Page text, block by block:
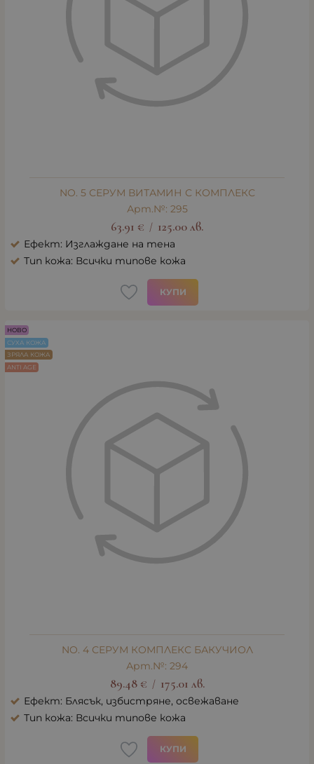
NO. 5 СЕРУМ ВИТАМИН С КОМПЛЕКС
Арт.№: 295
63.91 € / 125.00лв.
Ефект: Изглаждане на тена
Тип кожа: Всички типове кожа
КУПИ
NO. 4 СЕРУМ КОМПЛЕКС БАКУЧИОЛ
Арт.№: 294
89.48 € / 175.01 лв.
Ефект: Блясък, избистряне, освежаване
Тип кожа: Всички типове кожа
КУПИ
НОВО
СУХА КОЖА
ЗРЯЛА КОЖА
ANTI AGE